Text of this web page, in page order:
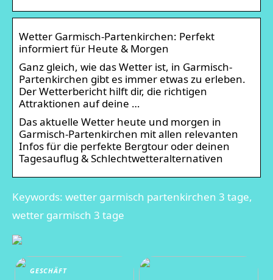
Wetter Garmisch-Partenkirchen: Perfekt
informiert für Heute & Morgen
Ganz gleich, wie das Wetter ist, in Garmisch-
Partenkirchen gibt es immer etwas zu erleben.
Der Wetterbericht hilft dir, die richtigen
Attraktionen auf deine …
Das aktuelle Wetter heute und morgen in
Garmisch-Partenkirchen mit allen relevanten
Infos für die perfekte Bergtour oder deinen
Tagesauflug & Schlechtwetteralternativen
Keywords: wetter garmisch partenkirchen 3 tage,
wetter garmisch 3 tage
GESCHÄFT